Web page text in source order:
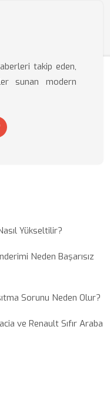
takip eden,
sunan modern
Yükseltilir?
Neden Başarısız
Sorunu Neden Olur?
ve Renault Sıfır Araba